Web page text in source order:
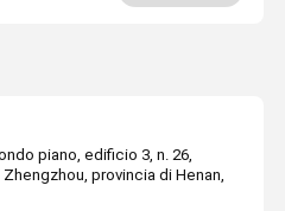
piano, edificio 3, n. 26,
provincia di Henan,